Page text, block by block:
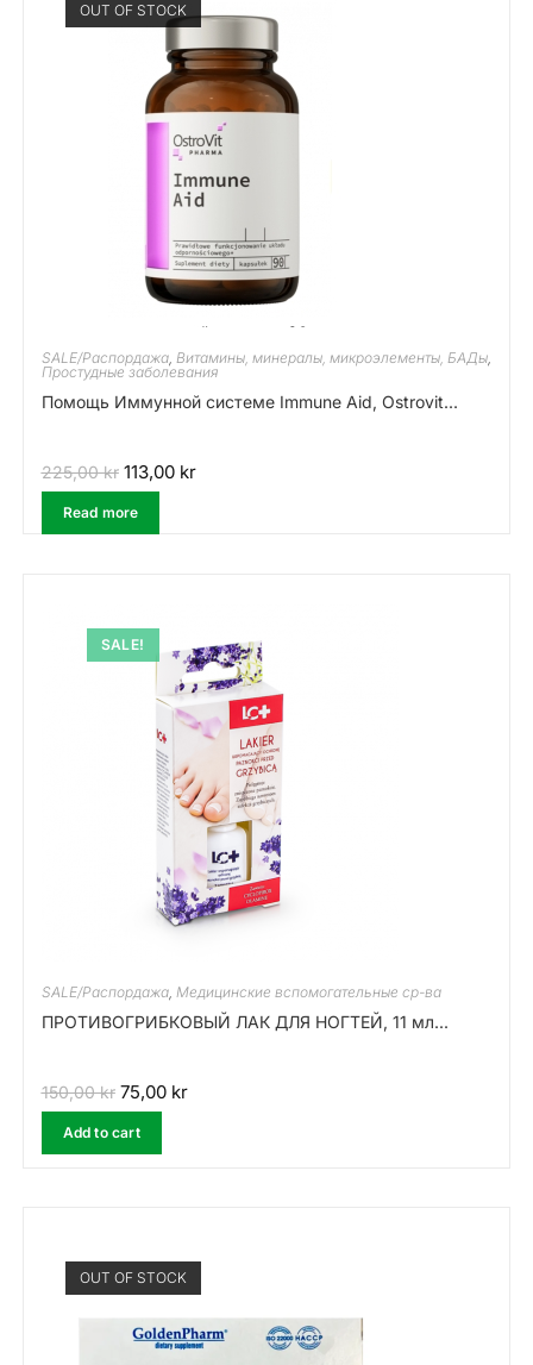
OUT OF STOCK
SALE/Распордажа, Витамины, минералы, микроэлементы, БАДы,
Простудные заболевания
Помощь Иммунной системе Immune Aid, Ostrovit...
225,00kr 113,00 kr
Read more
SALE!
SALE/Распордажа, Медицинские вспомогательные ср-ва
ПРОТИВОГРИБКОВЫЙ ЛАК ДЛЯ НОГТЕЙ, 11 мл...
150,00kr 75,00 kr
Add to cart
OUT OF STOCK